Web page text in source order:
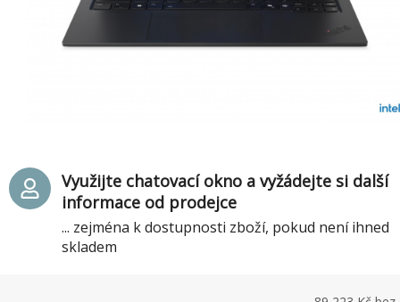
Využijte chatovací okno a vyžádejte si další
informace od prodejce
... zejména k dostupnosti zboží, pokud není ihned
skladem